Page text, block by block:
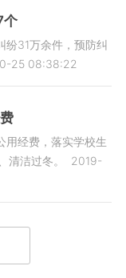
个
纷31万余件，预防纠
25 08:38:22
用经费，落实学校生
洁过冬。
2019-